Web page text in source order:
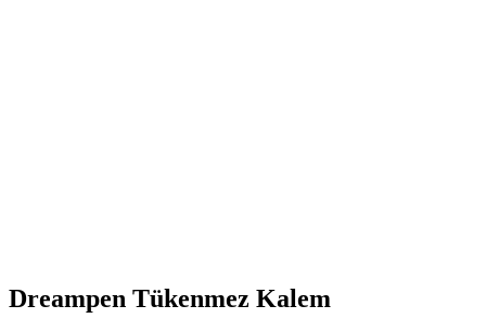
Dreampen Tükenmez Kalem